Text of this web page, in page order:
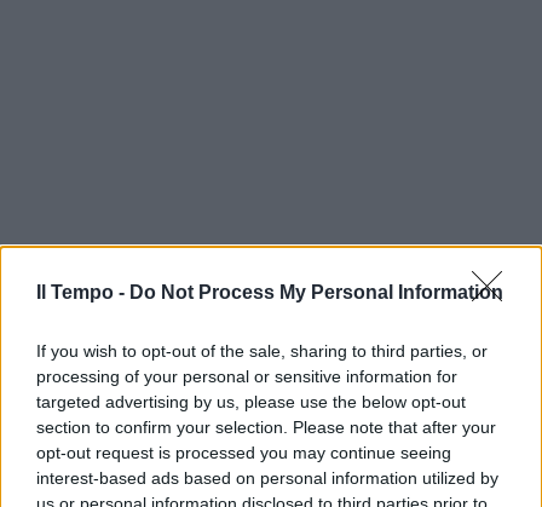
Il Tempo - Do Not Process My Personal Information
If you wish to opt-out of the sale, sharing to third parties, or
processing of your personal or sensitive information for
targeted advertising by us, please use the below opt-out
section to confirm your selection. Please note that after your
opt-out request is processed you may continue seeing
interest-based ads based on personal information utilized by